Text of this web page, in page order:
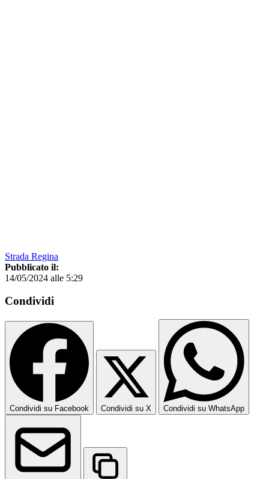
Strada Regina
Pubblicato il:
14/05/2024 alle 5:29
Condividi
Condividi su Facebook Condividi su X Condividi su WhatsApp